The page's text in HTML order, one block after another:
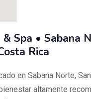
Spa • Sabana
Rica
en Sabana Norte,
altamente